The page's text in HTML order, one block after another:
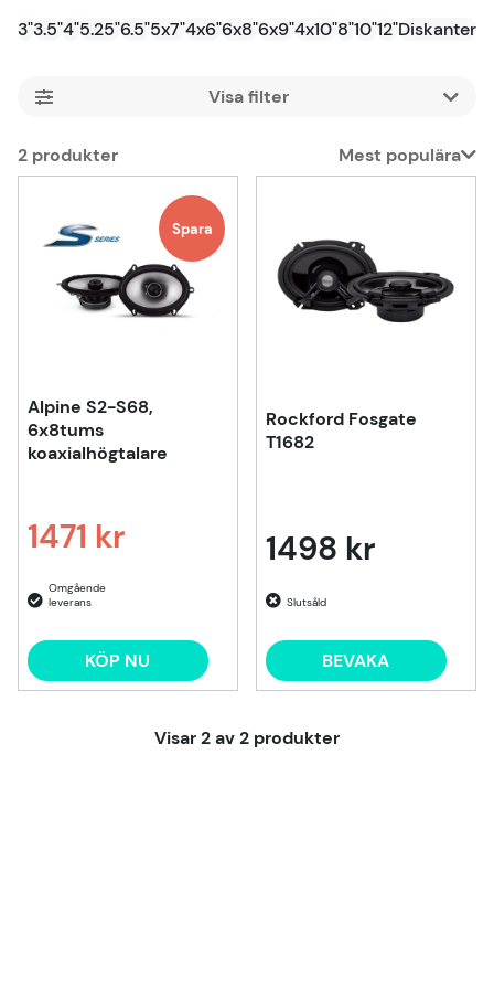
pålitliga varumärken som Cerwin-Vega, JBL, Kicker,
Handla enkelt online. Snabba leveranser inom hela
3"3.5"4"5.25"6.5"5x7"4x6"6x8"6x9"4x10"8"10"12"Diskanter
Filtrera
2 produkter
Mest populära
Spara
Alpine S2-S68,
6x8tums
koaxialhögtalare
1471 kr
Ordinarie pris:
KÖP NU
Rockford Fosgate
T1682
1498 kr
Slutsåld
BEVAKA
Visar2av2 produkter